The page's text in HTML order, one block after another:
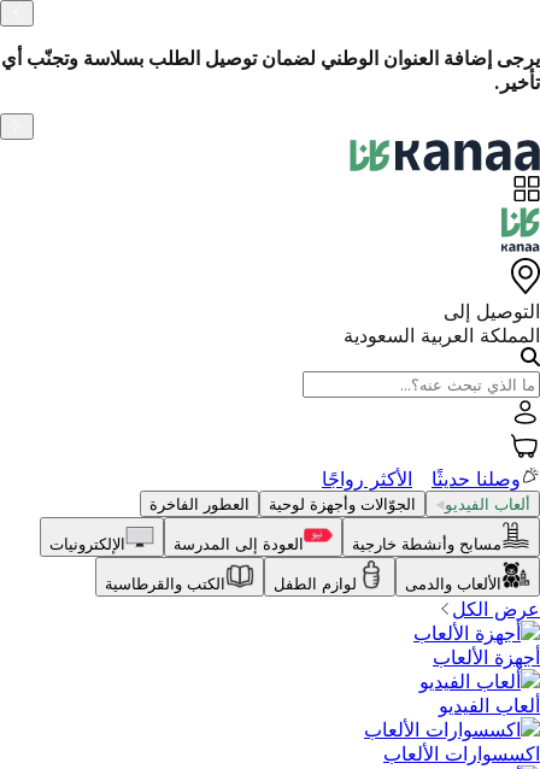
وتجنّب أي
التوصيل إلى
المملكة العربية السعودية
وصلنا حديثًا الأكثر رواجًا
ألعاب الفيديو الجوّالات وأجهزة لوحية العطور الفاخرة
مسابح وأنشطة خارجية العودة إلى المدرسة الإلكترونيات
الألعاب والدمى لوازم الطفل الكتب والقرطاسية
عرض الكل
أجهزة الألعاب
ألعاب الفيديو
اكسسوارات الألعاب